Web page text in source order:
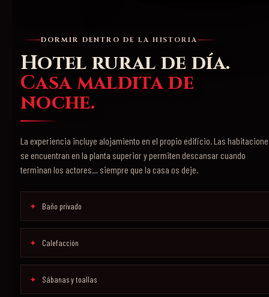
DORMIR DENTRO DE LA HISTORIA
Hotel rural de día.
Casa maldita de
noche.
La experiencia incluye alojamiento en el propio edificio. Las
se encuentran en la planta superior y permiten descansar cuando
terminan los actores… siempre que la casa os deje.
Baño privado
Calefacción
Sábanas y toallas